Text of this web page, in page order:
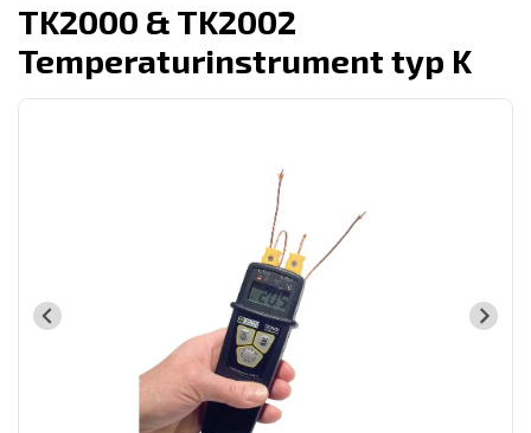
TK2000 & TK2002
Temperaturinstrument typ K